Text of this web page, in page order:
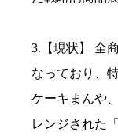
3.【現状】 全
なっており、
ケーキまんや
レンジされた